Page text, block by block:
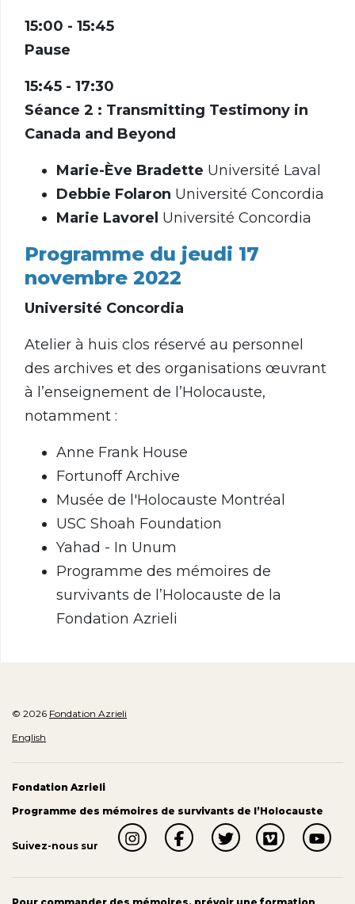
15:00 - 15:45
Pause
15:45 - 17:30
Séance 2 : Transmitting Testimony in
Canada and Beyond
Marie-Ève Bradette Université Laval
Debbie Folaron Université Concordia
Marie Lavorel Université Concordia
Programme du jeudi 17
novembre 2022
Université Concordia
Atelier à huis clos réservé au personnel
des archives et des organisations œuvrant
à l’enseignement de l’Holocauste,
notamment :
Anne Frank House
Fortunoff Archive
Musée de l'Holocauste Montréal
USC Shoah Foundation
Yahad - In Unum
Programme des mémoires de
survivants de l’Holocauste de la
Fondation Azrieli
© 2026 Fondation Azrieli
English
Fondation Azrieli
Programme des mémoires de survivants de l’Holocauste
Suivez-nous sur